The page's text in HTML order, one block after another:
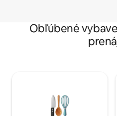
Obľúbené